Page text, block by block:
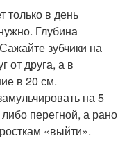
только в день
Глубина
зубчики на
от друга, а в
в 20 см.
на 5
перегной, а рано
«выйти».